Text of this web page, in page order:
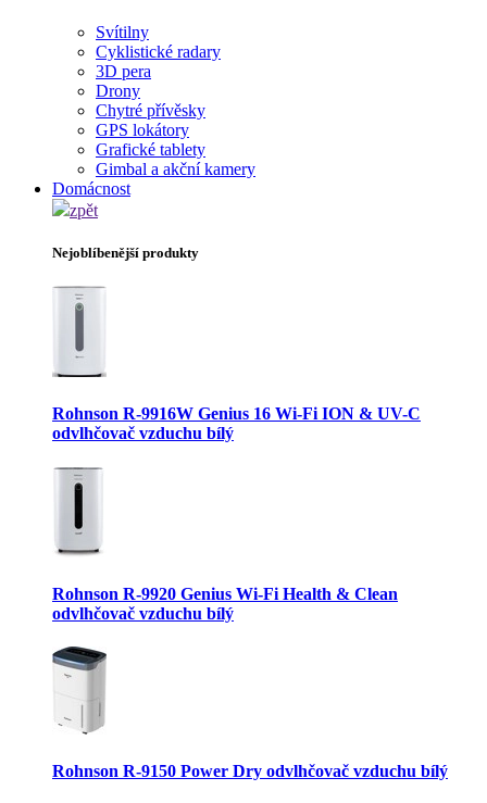
Svítilny
Cyklistické radary
3D pera
Drony
Chytré přívěsky
GPS lokátory
Grafické tablety
Gimbal a akční kamery
Domácnost
zpět
Nejoblíbenější produkty
Rohnson R-9916W Genius 16 Wi-Fi ION & UV-C
odvlhčovač vzduchu bílý
Rohnson R-9920 Genius Wi-Fi Health & Clean
odvlhčovač vzduchu bílý
Rohnson R-9150 Power Dry odvlhčovač vzduchu bílý